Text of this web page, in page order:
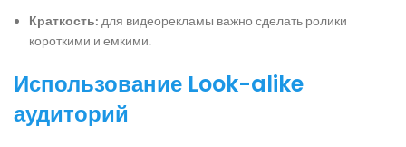
Краткость: для видеорекламы важно сделать ролики
короткими и емкими.
Использование Look-alike
аудиторий